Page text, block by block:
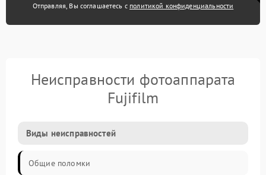
Отправляя, Вы соглашаетесь с политикой конфиденциальности
Неисправности фотоаппарата
Fujifilm
Виды неисправностей
Общие поломки